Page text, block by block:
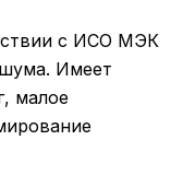
с ИСО МЭК
Имеет
малое